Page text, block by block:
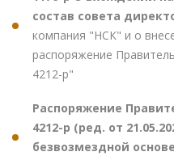
состав совета
компания "НСК" и о
распоряжение
4212-р"
Распоряжение
4212-р (ред. от
безвозмездной